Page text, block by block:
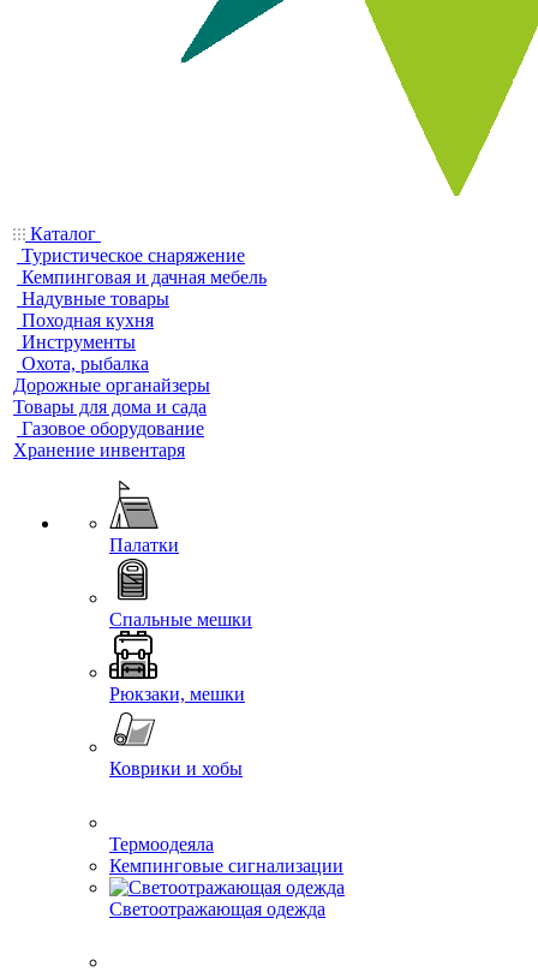
Каталог
Туристическое снаряжение
Кемпинговая и дачная мебель
Надувные товары
Походная кухня
Инструменты
Охота, рыбалка
Дорожные органайзеры
Товары для дома и сада
Газовое оборудование
Хранение инвентаря
Палатки
Спальные мешки
Рюкзаки, мешки
Коврики и хобы
Термоодеяла
Кемпинговые сигнализации
Светоотражающая одежда